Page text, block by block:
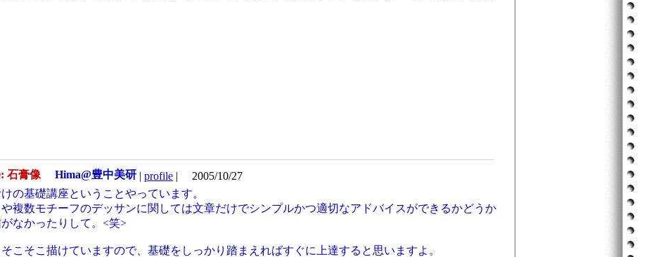
石膏像 Hima@豊中美研 | profile |
2005/10/27
の基礎講座ということやっています。
複数モチーフのデッサンに関しては文章だけでシンプルかつ適切なアドバイスができるかどうか
なかったりして。<笑>
こそこ描けていますので、基礎をしっかり踏まえればすぐに上達すると思いますよ。